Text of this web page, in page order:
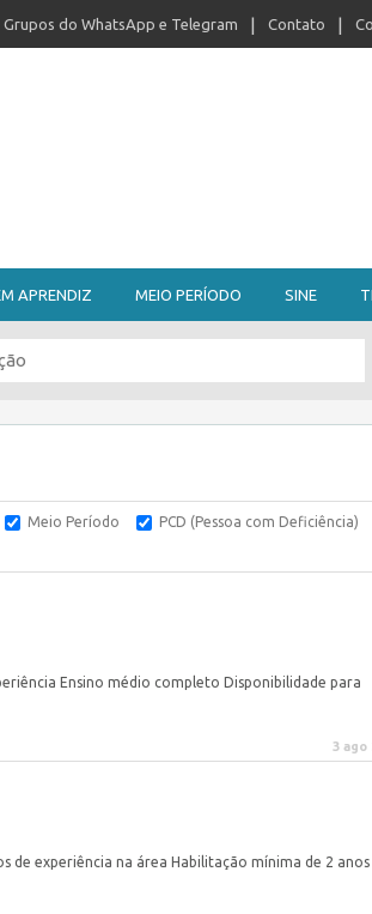
Grupos do WhatsApp e Telegram Contato
APRENDIZ MEIO PERÍODO SINE
Meio Período
PCD (Pessoa com Deficiência)
Ensino médio completo Disponibilidade para
3 ago
de experiência na área Habilitação mínima de 2 anos